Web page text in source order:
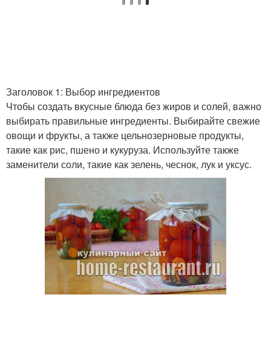
Заголовок 1: Выбор ингредиентов
Чтобы создать вкусные блюда без жиров и солей, важно
выбирать правильные ингредиенты. Выбирайте свежие
овощи и фрукты, а также цельнозерновые продукты,
такие как рис, пшено и кукуруза. Используйте также
заменители соли, такие как зелень, чеснок, лук и уксус.